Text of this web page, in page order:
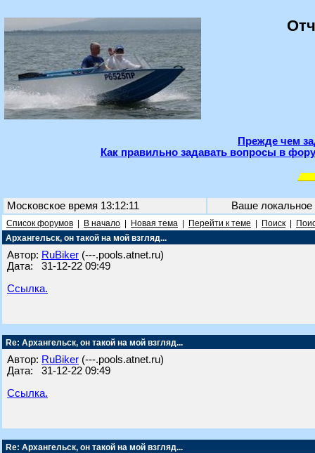
Прежде чем
Как правильно задавать вопросы в
Московское время 13:12:11 Ваше
Список форумов В начало Новая тема Перейти к теме Поиск
Архангельск, он такой на мой взгляд...
Автор: RuBiker (---.pools.atnet.ru)
Дата: 31-12-22 09:49
Ссылка.
Re: Архангельск, он такой на мой взгляд...
Автор: RuBiker (---.pools.atnet.ru)
Дата: 31-12-22 09:49
Ссылка.
Re: Архангельск, он такой на мой взгляд...